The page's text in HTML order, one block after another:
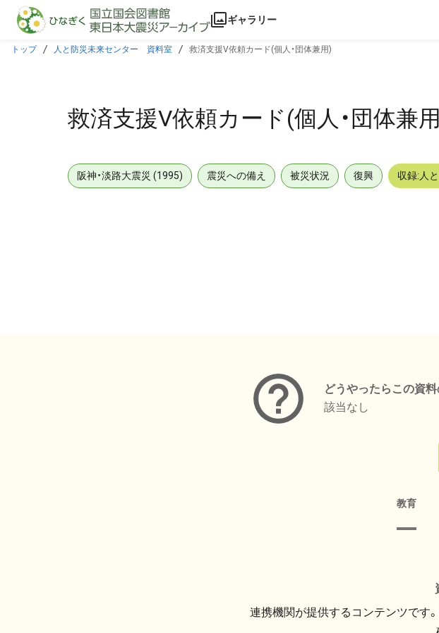
本文に飛ぶ
ギャラリー
トップ 人と防災未来センター 資料室 救済支援V依頼カード(個人・団体兼用)
救済支援V依頼カード(個人・団体兼
阪神・淡路大震災 (1995) 震災への備え 被災状況 復興 収録:人
どうやったらこの資
該当なし
教育
連携機関が提供するコンテンツです。